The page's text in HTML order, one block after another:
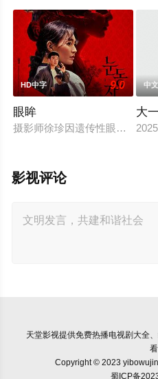
HD中字 9.0
眼眸
摄影师徐珍因遗传性眼病，视
中
大
影视评论
天堂影视提供免费热播电视剧大全
看
Copyright © 2023
蜀ICP备